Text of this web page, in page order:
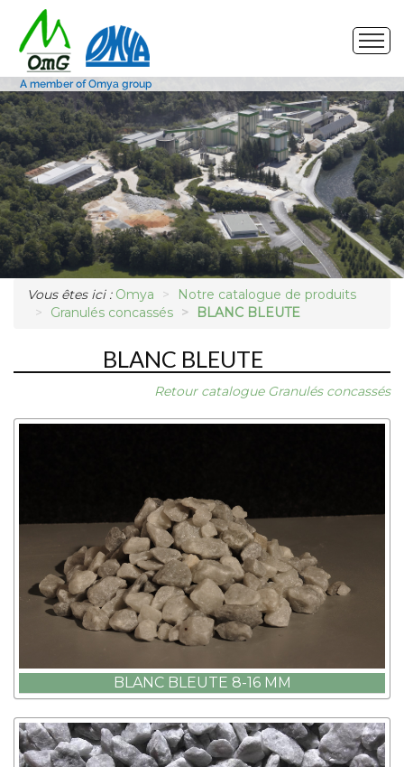
Site de production
Nos produits
Marchés
Photos
Demande d'échantillon
Vous êtes ici : Omya
Notre catalogue de produits
Granulés concassés
BLANC BLEUTE
BLANC BLEUTE
Retour catalogue Granulés concassés
BLANC BLEUTE 8-16 MM